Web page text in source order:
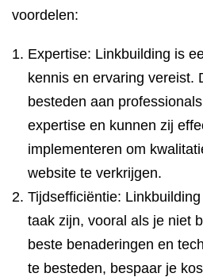
voordelen:
Expertise: Linkbuilding is
kennis en ervaring vereist.
besteden aan
expertise en kunnen zij
implementeren om
website te verkrijgen.
Tijdsefficiëntie:
taak zijn, vooral als je niet
beste benaderingen en
te besteden, bespaar je